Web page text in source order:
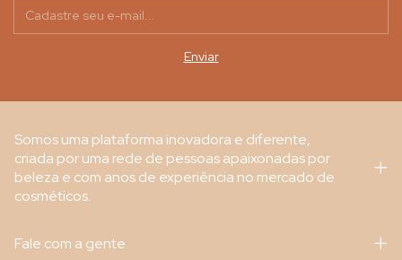
Somos uma plataforma inovadora e diferente,
criada por uma rede de pessoas apaixonadas por
beleza e com anos de experiência no mercado de
cosméticos.
Fale com a gente